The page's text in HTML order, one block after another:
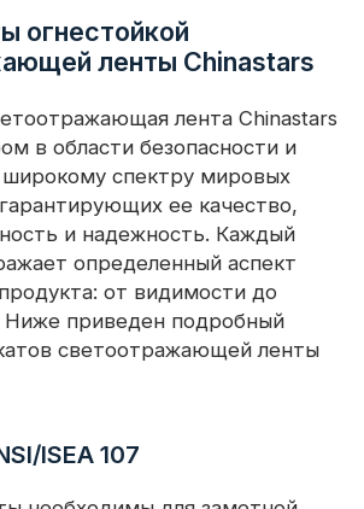
огнестойкой
ленты Chinastars
лента Chinastars
в области безопасности и
широкому спектру мировых
ее качество,
и надежность. Каждый
определенный аспект
от видимости до
Ниже приведен подробный
светоотражающей ленты
ISEA 107